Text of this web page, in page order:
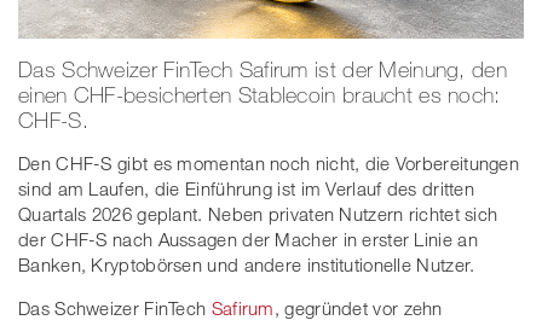
Das Schweizer FinTech Safirum ist der Meinung, den
einen CHF-besicherten Stablecoin braucht es noch:
CHF-S.
Den CHF-S gibt es momentan noch nicht, die Vorbereitungen
sind am Laufen, die Einführung ist im Verlauf des dritten
Quartals 2026 geplant. Neben privaten Nutzern richtet sich
der CHF-S nach Aussagen der Macher in erster Linie an
Banken, Kryptobörsen und andere institutionelle Nutzer.
Das Schweizer FinTech Safirum, gegründet vor zehn